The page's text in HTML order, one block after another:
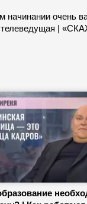
очень
телеведущая |